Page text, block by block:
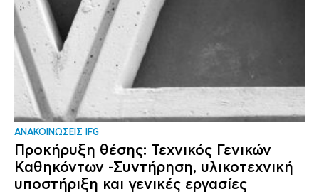
ΑΝΑΚΟΙΝΩΣΕΙΣ IFG
Προκήρυξη θέσης: Τεχνικός Γενικών
Καθηκόντων -Συντήρηση, υλικοτεχνική
υποστήριξη και γενικές εργασίες